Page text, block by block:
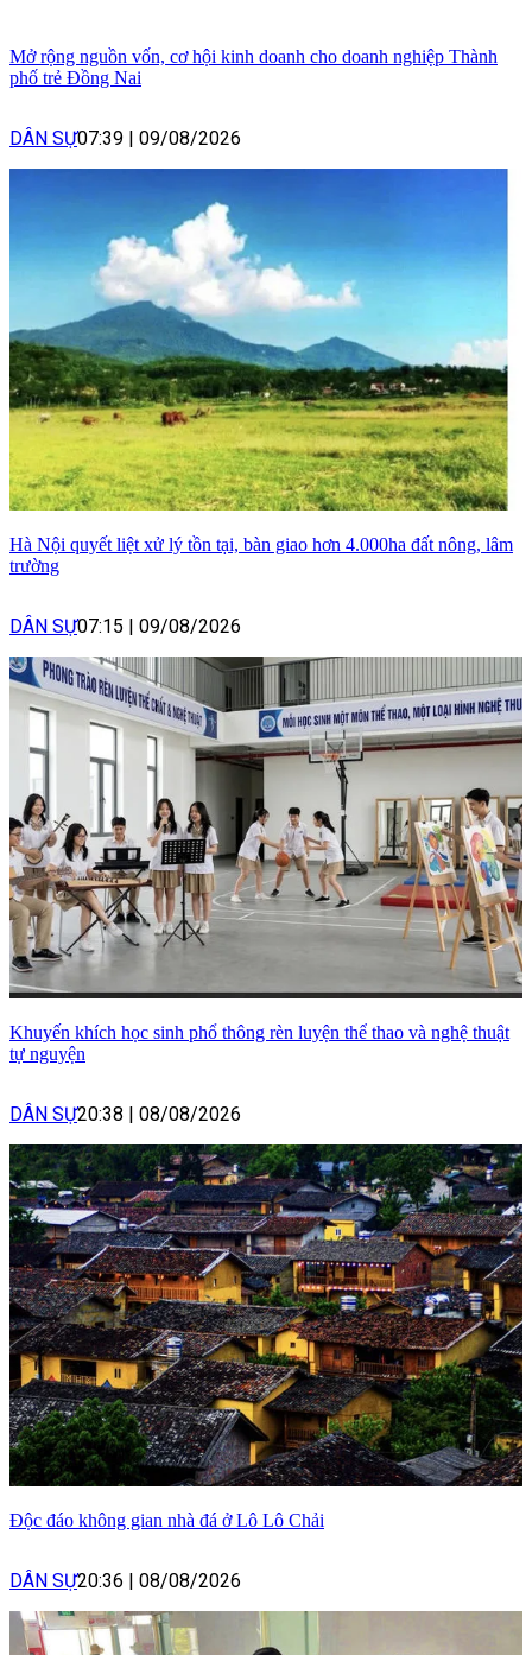
Mở rộng nguồn vốn, cơ hội kinh doanh cho doanh nghiệp Thành
phố trẻ Đồng Nai
DÂN SỰ07:39 | 09/08/2026
Hà Nội quyết liệt xử lý tồn tại, bàn giao hơn 4.000ha đất nông, lâm
trường
DÂN SỰ07:15 | 09/08/2026
Khuyến khích học sinh phổ thông rèn luyện thể thao và nghệ thuật
tự nguyện
DÂN SỰ20:38 | 08/08/2026
Độc đáo không gian nhà đá ở Lô Lô Chải
DÂN SỰ20:36 | 08/08/2026